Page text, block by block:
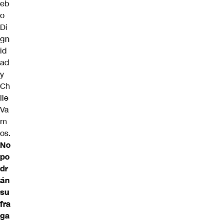
eb
o
Di
gn
id
ad
y
Ch
ile
Va
m
os.
No
po
dr
án
su
fra
ga